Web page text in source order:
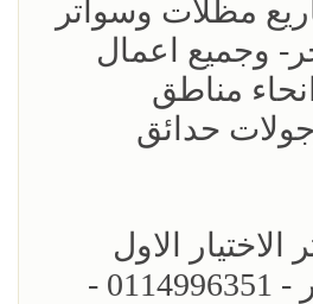
مظلات وسواتر
وجميع اعمال
مناطق
حدائق
الاول
ارخص الاسعار - 0114996351 -